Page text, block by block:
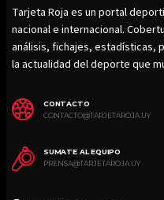
Tarjeta Roja es un portal
nacional e internacional.
análisis, fichajes, estadísticas,
la actualidad del deporte que
CONTACTO
CONTACTO@TARJETAROJA.UY
SUMATE AL EQUIPO
PRENSA@TARJETAROJA.UY